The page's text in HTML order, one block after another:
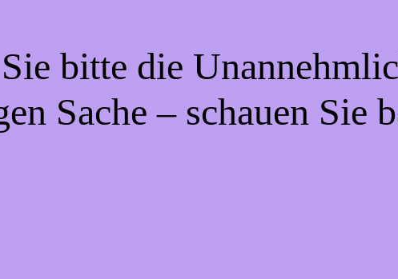
bitte die
Sache – schauen Sie